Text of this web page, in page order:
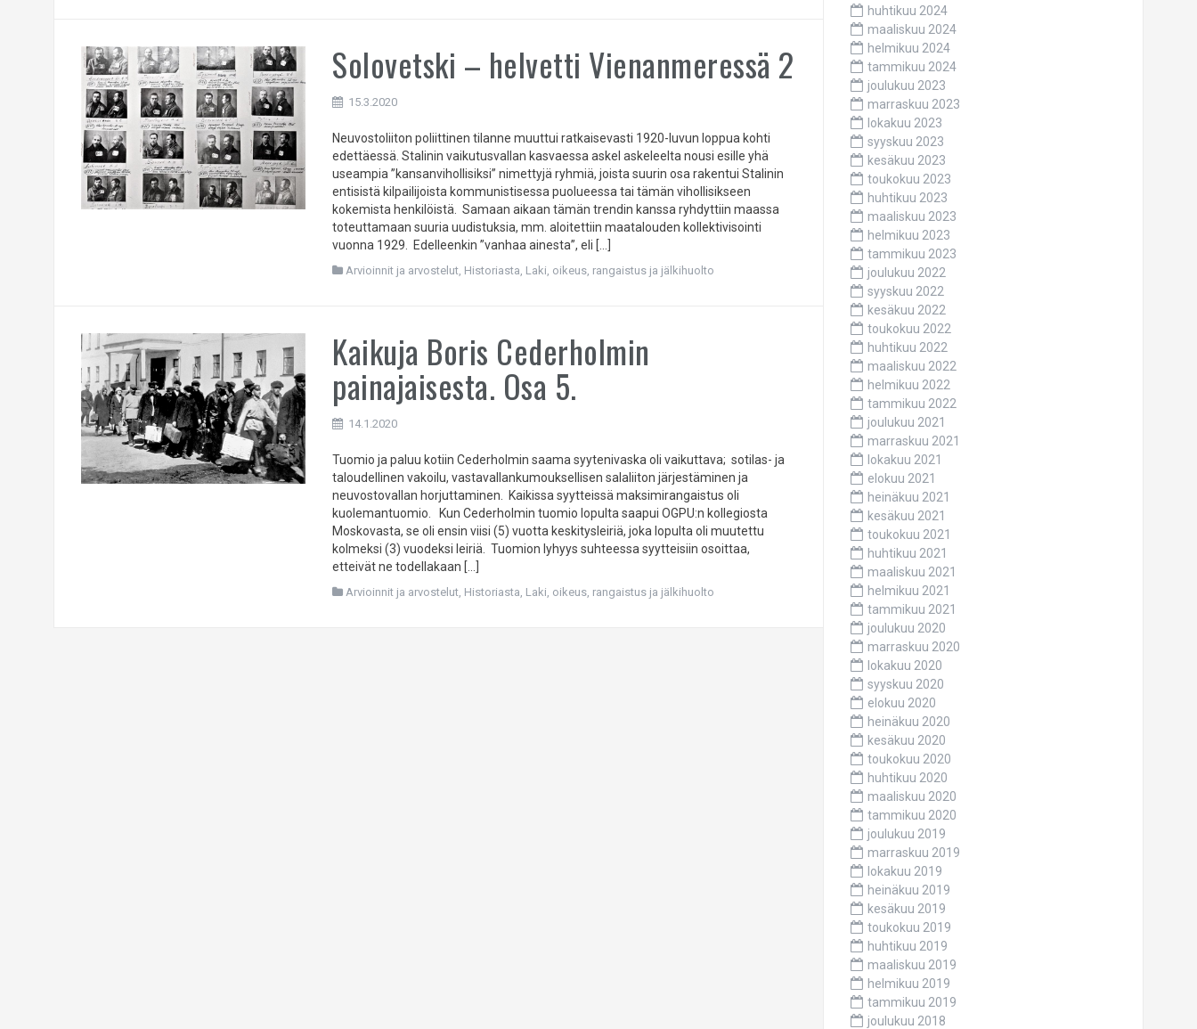
Solovetski – helvetti Vienanmeressä 2
15.3.2020
Neuvostoliiton poliittinen tilanne muuttui ratkaisevasti 1920-luvun loppua kohti
edettäessä. Stalinin vaikutusvallan kasvaessa askel askeleelta nousi esille yhä
useampia ”kansanvihollisiksi” nimettyjä ryhmiä, joista suurin osa rakentui Stalinin
entisistä kilpailijoista kommunistisessa puolueessa tai tämän vihollisikseen
kokemista henkilöistä. Samaan aikaan tämän trendin kanssa ryhdyttiin maassa
toteuttamaan suuria uudistuksia, mm. aloitettiin maatalouden kollektivisointi
vuonna 1929. Edelleenkin ”vanhaa ainesta”, eli […]
Arvioinnit ja arvostelut, Historiasta, Laki, oikeus, rangaistus ja jälkihuolto
Kaikuja Boris Cederholmin
painajaisesta. Osa 5.
14.1.2020
Tuomio ja paluu kotiin Cederholmin saama syytenivaska oli vaikuttava; sotilas- ja
taloudellinen vakoilu, vastavallankumouksellisen salaliiton järjestäminen ja
neuvostovallan horjuttaminen. Kaikissa syytteissä maksimirangaistus oli
kuolemantuomio. Kun Cederholmin tuomio lopulta saapui OGPU:n kollegiosta
Moskovasta, se oli ensin viisi (5) vuotta keskitysleiriä, joka lopulta oli muutettu
kolmeksi (3) vuodeksi leiriä. Tuomion lyhyys suhteessa syytteisiin osoittaa,
etteivät ne todellakaan […]
Arvioinnit ja arvostelut, Historiasta, Laki, oikeus, rangaistus ja jälkihuolto
huhtikuu 2024
maaliskuu 2024
helmikuu 2024
tammikuu 2024
joulukuu 2023
marraskuu 2023
lokakuu 2023
syyskuu 2023
kesäkuu 2023
toukokuu 2023
huhtikuu 2023
maaliskuu 2023
helmikuu 2023
tammikuu 2023
joulukuu 2022
syyskuu 2022
kesäkuu 2022
toukokuu 2022
huhtikuu 2022
maaliskuu 2022
helmikuu 2022
tammikuu 2022
joulukuu 2021
marraskuu 2021
lokakuu 2021
elokuu 2021
heinäkuu 2021
kesäkuu 2021
toukokuu 2021
huhtikuu 2021
maaliskuu 2021
helmikuu 2021
tammikuu 2021
joulukuu 2020
marraskuu 2020
lokakuu 2020
syyskuu 2020
elokuu 2020
heinäkuu 2020
kesäkuu 2020
toukokuu 2020
huhtikuu 2020
maaliskuu 2020
tammikuu 2020
joulukuu 2019
marraskuu 2019
lokakuu 2019
heinäkuu 2019
kesäkuu 2019
toukokuu 2019
huhtikuu 2019
maaliskuu 2019
helmikuu 2019
tammikuu 2019
joulukuu 2018